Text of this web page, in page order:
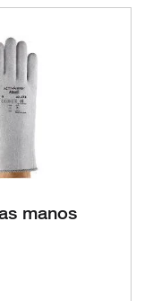
manos